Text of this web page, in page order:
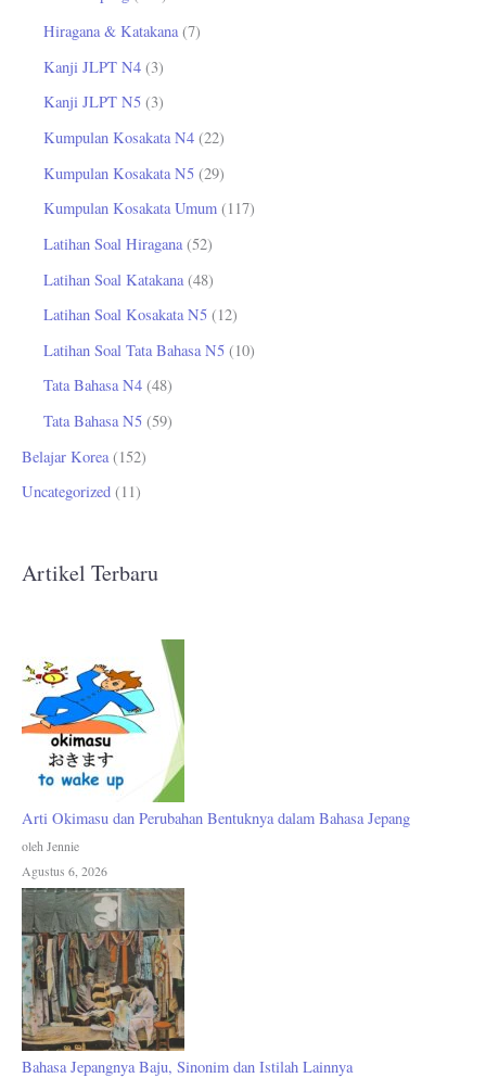
Hiragana & Katakana(7)
Kanji JLPT N4 (3)
Kanji JLPT N5 (3)
Kumpulan Kosakata N4 (22)
Kumpulan Kosakata N5 (29)
Kumpulan Kosakata Umum (117)
Latihan Soal Hiragana(52)
Latihan Soal Katakana (48)
Latihan Soal Kosakata N5 (12)
Latihan Soal Tata Bahasa N5 (10)
Tata Bahasa N4 (48)
Tata Bahasa N5 (59)
Belajar Korea (152)
Uncategorized (11)
Artikel Terbaru
Arti Okimasu dan Perubahan Bentuknya dalam Bahasa Jepang
oleh Jennie
Agustus 6, 2026
Bahasa Jepangnya Baju, Sinonim dan Istilah Lainnya